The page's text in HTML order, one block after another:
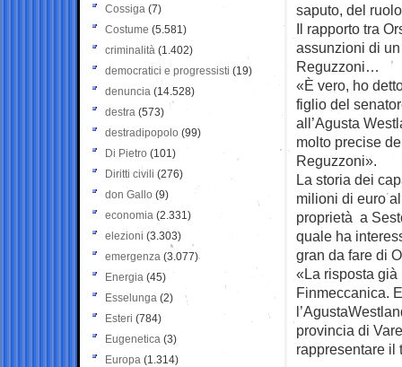
saputo, del
Il rapporto tra
assunzioni di
Reguzzoni…
«È vero, ho
figlio del
all’Agusta
molto precise
Reguzzoni».
La storia dei
milioni di euro
proprietà a
quale ha
gran da fare di
«La risposta già
Finmeccanica.
provincia di
rappresentare il
Cossiga (7)
Costume (5.581)
criminalità (1.402)
democratici e progressisti (19)
denuncia (14.528)
destra (573)
destradipopolo (99)
Di Pietro (101)
Diritti civili (276)
don Gallo (9)
economia (2.331)
elezioni (3.303)
emergenza (3.077)
Energia (45)
Esselunga (2)
Esteri (784)
Eugenetica (3)
Europa (1.314)